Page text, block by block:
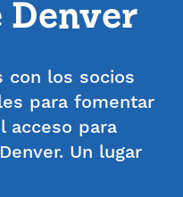
Denver
con los socios
para fomentar
acceso para
Un lugar